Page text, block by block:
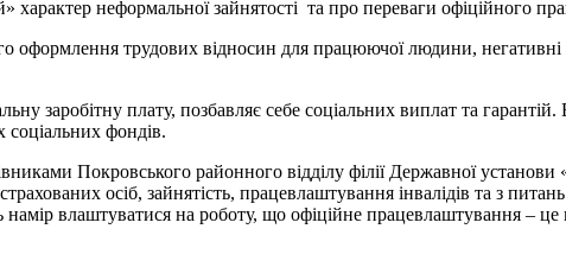
неформальної зайнятості та про переваги офіційного
оформлення трудових відносин для працюючої людини, негативні
заробітну плату, позбавляє себе соціальних виплат та
фондів.
Покровського районного відділу філії Державної установи
осіб, зайнятість, працевлаштування інвалідів та з
влаштуватися на роботу, що офіційне працевлаштування – це